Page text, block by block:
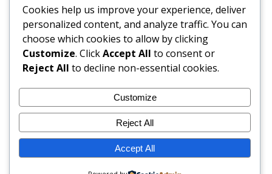
Inicio Blog
Bloques Temáticos
Contactos
2003-2026 © KW Foundation - Ecosistema Digital Inclusivo
Cookies help us improve your experience, deliver
personalized content, and analyze traffic. You can
choose which cookies to allow by clicking
Customize. ClickAccept All to consent or
Reject All to decline non-essential cookies.
Customize
Reject All
Accept All